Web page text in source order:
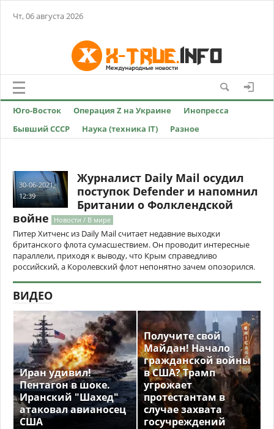
Чт, 06 августа 2026
Юго-Восток Операция Z на Украине
Инопресса
Бывший СССР
Наука (техника IT) Разное
30-06-2021,
12:39
Журналист Daily Mail осудил
поступок Defender и напомнил
Британии о Фолклендской
войне
Новости / В мире
Питер Хитченс из Daily Mail считает недавние выходки
британского флота сумасшествием. Он проводит интересные
параллели, приходя к выводу, что Крым справедливо
российский, а Королевский флот непонятно зачем опозорился.
ВИДЕО
Иран удивил!
Пентагон в шоке.
Иранский "Шахед"
атаковал авианосец
США
Получите свой
Майдан! Начало
гражданской войны
в США? Трамп
угрожает
протестантам в
случае захвата
госучреждений